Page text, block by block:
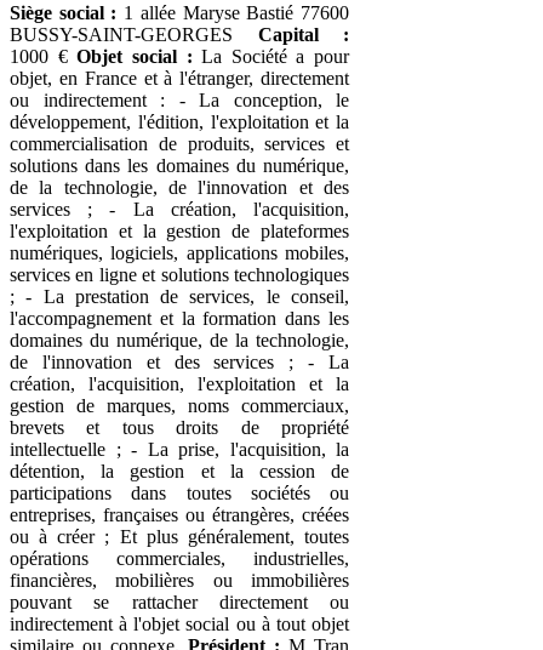
Siège social : 1 allée Maryse Bastié 77600
BUSSY-SAINT-GEORGES Capital :
1000 €Objet social : La Société a pour
objet, en France et à l'étranger, directement
ou indirectement : - La conception, le
développement, l'édition, l'exploitation et la
commercialisation de produits, services et
solutions dans les domaines du numérique,
de la technologie, de l'innovation et des
services ; - La création, l'acquisition,
l'exploitation et la gestion de plateformes
numériques, logiciels, applications mobiles,
services en ligne et solutions technologiques
; - La prestation de services, le conseil,
l'accompagnement et la formation dans les
domaines du numérique, de la technologie,
de l'innovation et des services ; - La
création, l'acquisition, l'exploitation et la
gestion de marques, noms commerciaux,
brevets et tous droits de propriété
intellectuelle ; - La prise, l'acquisition, la
détention, la gestion et la cession de
participations dans toutes sociétés ou
entreprises, françaises ou étrangères, créées
ou à créer ; Et plus généralement, toutes
opérations commerciales, industrielles,
financières, mobilières ou immobilières
pouvant se rattacher directement ou
indirectement à l'objet social ou à tout objet
similaire ou connexe. Président : M Tran